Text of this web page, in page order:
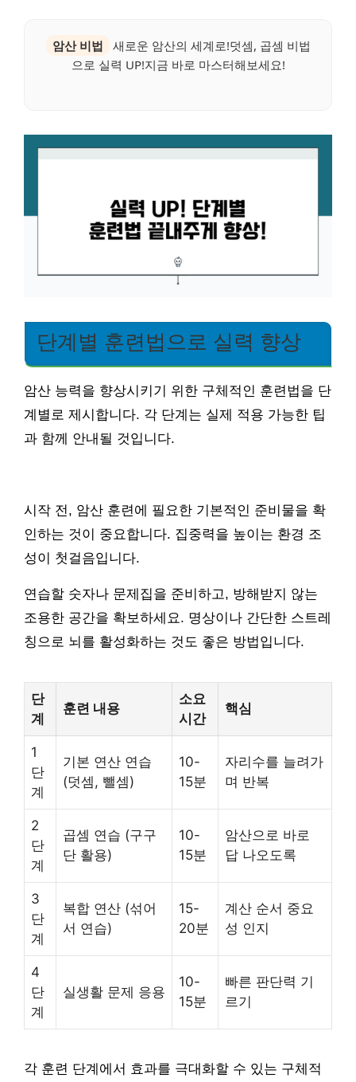
암산 비법
새로운 암산의 세계로!덧셈, 곱셈 비법
으로 실력 UP!지금 바로 마스터해보세요!
단계별 훈련법으로 실력 향상
암산 능력을 향상시키기 위한 구체적인 훈련법을 단
계별로 제시합니다. 각 단계는 실제 적용 가능한 팁
과 함께 안내될 것입니다.
시작 전, 암산 훈련에 필요한 기본적인 준비물을 확
인하는 것이 중요합니다. 집중력을 높이는 환경 조
성이 첫걸음입니다.
연습할 숫자나 문제집을 준비하고, 방해받지 않는
조용한 공간을 확보하세요. 명상이나 간단한 스트레
칭으로 뇌를 활성화하는 것도 좋은 방법입니다.
단
계
훈련 내용
소요
시간
핵심
1
단
계
기본 연산 연습
(덧셈, 뺄셈)
10-
15분
자리수를 늘려가
며 반복
2
단
계
곱셈 연습 (구구
단 활용)
10-
15분
암산으로 바로
답 나오도록
3
단
계
복합 연산 (섞어
서 연습)
15-
20분
계산 순서 중요
성 인지
4
단
계
실생활 문제 응용
10-
15분
빠른 판단력 기
르기
각 훈련 단계에서 효과를 극대화할 수 있는 구체적